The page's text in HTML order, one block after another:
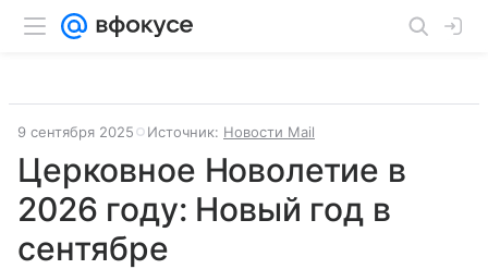
9 сентября 2025 Источник: Новости Mail
Церковное Новолетие в
2026 году: Новый год в
сентябре